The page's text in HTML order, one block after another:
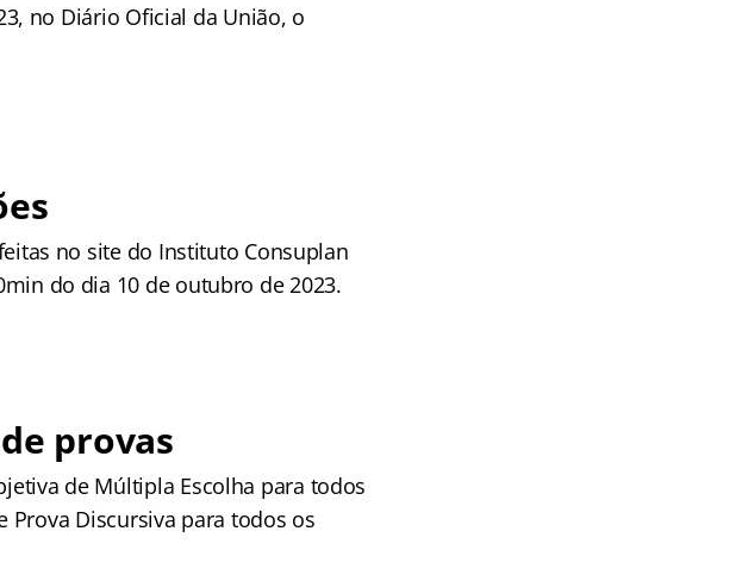
no Diário Oficial da União, o
no site do Instituto Consuplan
do dia 10 de outubro de 2023.
provas
de Múltipla Escolha para todos
Discursiva para todos os